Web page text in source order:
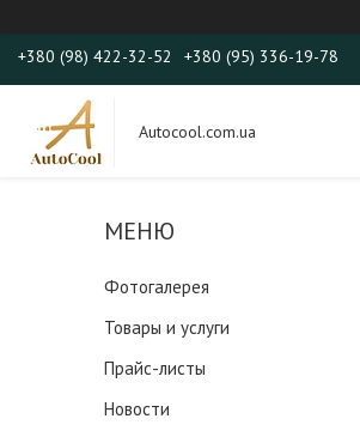
+380 (98) 422-32-52 +380 (95) 336-19-78
Autocool.com.ua
Фотогалерея
Товары и услуги
Прайс-листы
Новости